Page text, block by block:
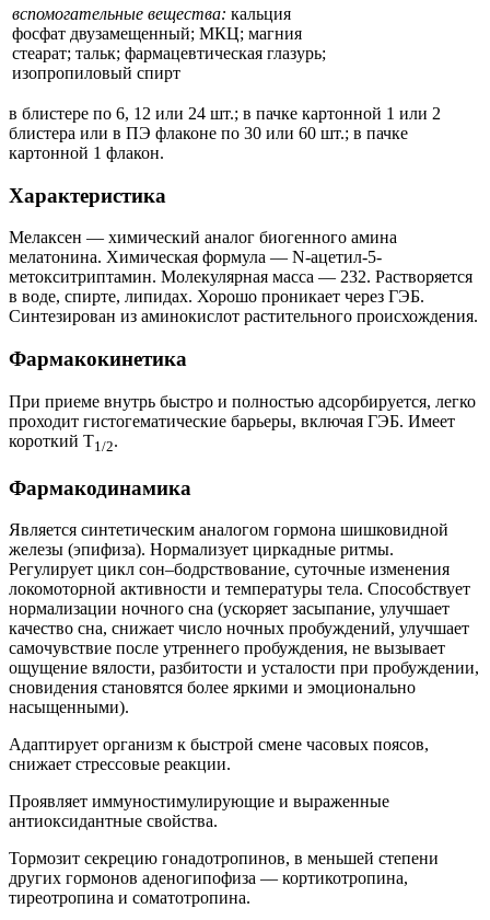
вспомогательные вещества: кальция
фосфат двузамещенный; МКЦ; магния
стеарат; тальк; фармацевтическая глазурь;
изопропиловый спирт
в блистере по 6, 12 или 24 шт.; в пачке картонной 1 или 2
блистера или в ПЭ флаконе по 30 или 60 шт.; в пачке
картонной 1 флакон.
Характеристика
Мелаксен — химический аналог биогенного амина
мелатонина. Химическая формула — N-ацетил-5-
метокситриптамин. Молекулярная масса — 232. Растворяется
в воде, спирте, липидах. Хорошо проникает через ГЭБ.
Синтезирован из аминокислот растительного происхождения.
Фармакокинетика
При приеме внутрь быстро и полностью адсорбируется, легко
проходит гистогематические барьеры, включая ГЭБ. Имеет
короткий T1/2.
Фармакодинамика
Является синтетическим аналогом гормона шишковидной
железы (эпифиза). Нормализует циркадные ритмы.
Регулирует цикл сон–бодрствование, суточные изменения
локомоторной активности и температуры тела. Способствует
нормализации ночного сна (ускоряет засыпание, улучшает
качество сна, снижает число ночных пробуждений, улучшает
самочувствие после утреннего пробуждения, не вызывает
ощущение вялости, разбитости и усталости при пробуждении,
сновидения становятся более яркими и эмоционально
насыщенными).
Адаптирует организм к быстрой смене часовых поясов,
снижает стрессовые реакции.
Проявляет иммуностимулирующие и выраженные
антиоксидантные свойства.
Тормозит секрецию гонадотропинов, в меньшей степени
других гормонов аденогипофиза — кортикотропина,
тиреотропина и соматотропина.